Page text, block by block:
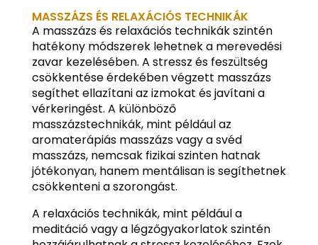
MASSZÁZS ÉS RELAXÁCIÓS TECHNIKÁK
A masszázs és relaxációs technikák szintén
hatékony módszerek lehetnek a merevedési
zavar kezelésében. A stressz és feszültség
csökkentése érdekében végzett masszázs
segíthet ellazítani az izmokat és javítani a
vérkeringést. A különböző
masszázstechnikák, mint például az
aromaterápiás masszázs vagy a svéd
masszázs, nemcsak fizikai szinten hatnak
jótékonyan, hanem mentálisan is segíthetnek
csökkenteni a szorongást.
A relaxációs technikák, mint például a
meditáció vagy a légzőgyakorlatok szintén